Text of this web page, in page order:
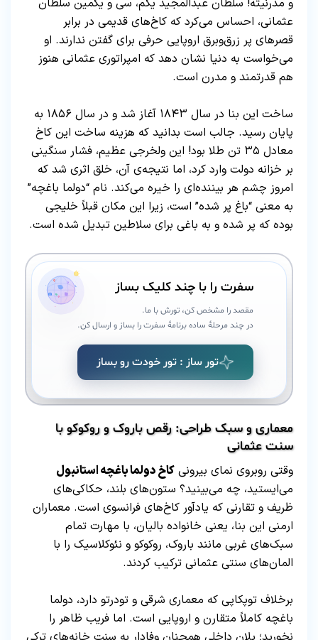
و مدرنیته! سلطان عبدالمجید یکم، سی و یکمین سلطان
عثمانی، احساس می‌کرد که کاخ‌های قدیمی در برابر
قصرهای پر زرق‌وبرق اروپایی حرفی برای گفتن ندارند. او
می‌خواست به دنیا نشان دهد که امپراتوری عثمانی هنوز
هم قدرتمند و مدرن است.
ساخت این بنا در سال ۱۸۴۳ آغاز شد و در سال ۱۸۵۶ به
پایان رسید. جالب است بدانید که هزینه ساخت این کاخ
معادل ۳۵ تن طلا بود! این ولخرجی عظیم، فشار سنگینی
بر خزانه دولت وارد کرد، اما نتیجه‌ی آن، خلق اثری شد که
امروز چشم هر بیننده‌ای را خیره می‌کند. نام “دولما باغچه”
به معنی “باغ پر شده” است، زیرا این مکان قبلاً خلیجی
بوده که پر شده و به باغی برای سلاطین تبدیل شده است.
سفرت را با چند کلیک بساز
مقصد را مشخص کن، تورش با ما.
در چند مرحلهٔ ساده برنامهٔ سفرت را بساز و ارسال کن.
تور ساز : تور خودت رو بساز
معماری و سبک طراحی: رقص باروک و روکوکو با
سنت عثمانی
وقتی روبروی نمای بیرونی کاخ دولما باغچه استانبول
می‌ایستید، چه می‌بینید؟ ستون‌های بلند، حکاکی‌های
ظریف و تقارنی که یادآور کاخ‌های فرانسوی است. معماران
ارمنی این بنا، یعنی خانواده بالیان، با مهارت تمام
سبک‌های غربی مانند باروک، روکوکو و نئوکلاسیک را با
المان‌های سنتی عثمانی ترکیب کردند.
برخلاف توپکاپی که معماری شرقی و تودرتو دارد، دولما
باغچه کاملاً متقارن و اروپایی است. اما فریب ظاهر را